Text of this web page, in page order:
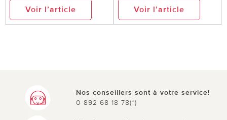
Voir l’article Voir l’article
Nos conseillers sont à votre service!
0 892 68 18 78(*)